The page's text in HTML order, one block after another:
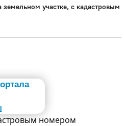
земельном участке, с кадастровым
номером